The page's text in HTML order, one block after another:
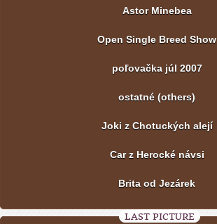
Astor Minebea
Open Single Breed Show
poľovačka júl 2007
ostatné (others)
Joki z Chotuckých alejí
Car z Herocké návsi
Brita od Jezárek
LAST PICTURE